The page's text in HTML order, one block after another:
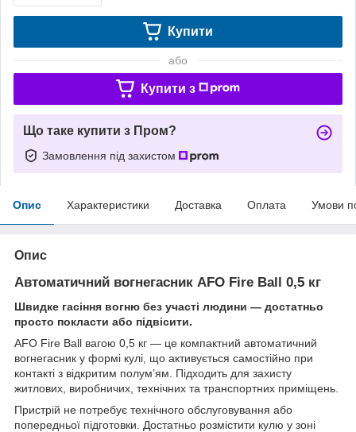
Купити
або
Купити з
Що таке купити з Пром?
Замовлення під захистом
Опис Характеристики Доставка Оплата Умови
Опис
Автоматичний вогнегасник AFO Fire Ball 0,5 кг
Швидке гасіння вогню без участі людини — достатньо
просто покласти або підвісити.
AFO Fire Ball вагою 0,5 кг — це компактний автоматичний
вогнегасник у формі кулі, що активується самостійно при
контакті з відкритим полум’ям. Підходить для захисту
житлових, виробничих, технічних та транспортних приміщень.
Пристрій не потребує технічного обслуговування або
попередньої підготовки. Достатньо розмістити кулю у зоні